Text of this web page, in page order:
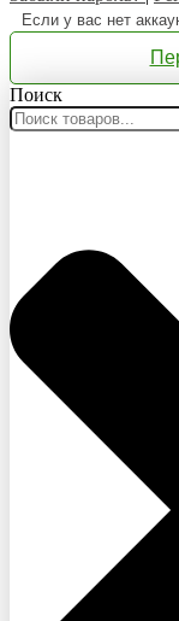
Если у вас нет
Поиск